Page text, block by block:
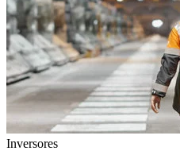
Inversores